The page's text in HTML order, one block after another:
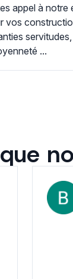
appel à notre
vos
servitudes,
...